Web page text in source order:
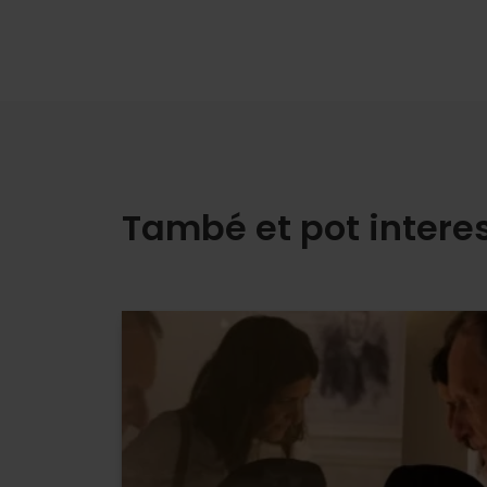
També et pot